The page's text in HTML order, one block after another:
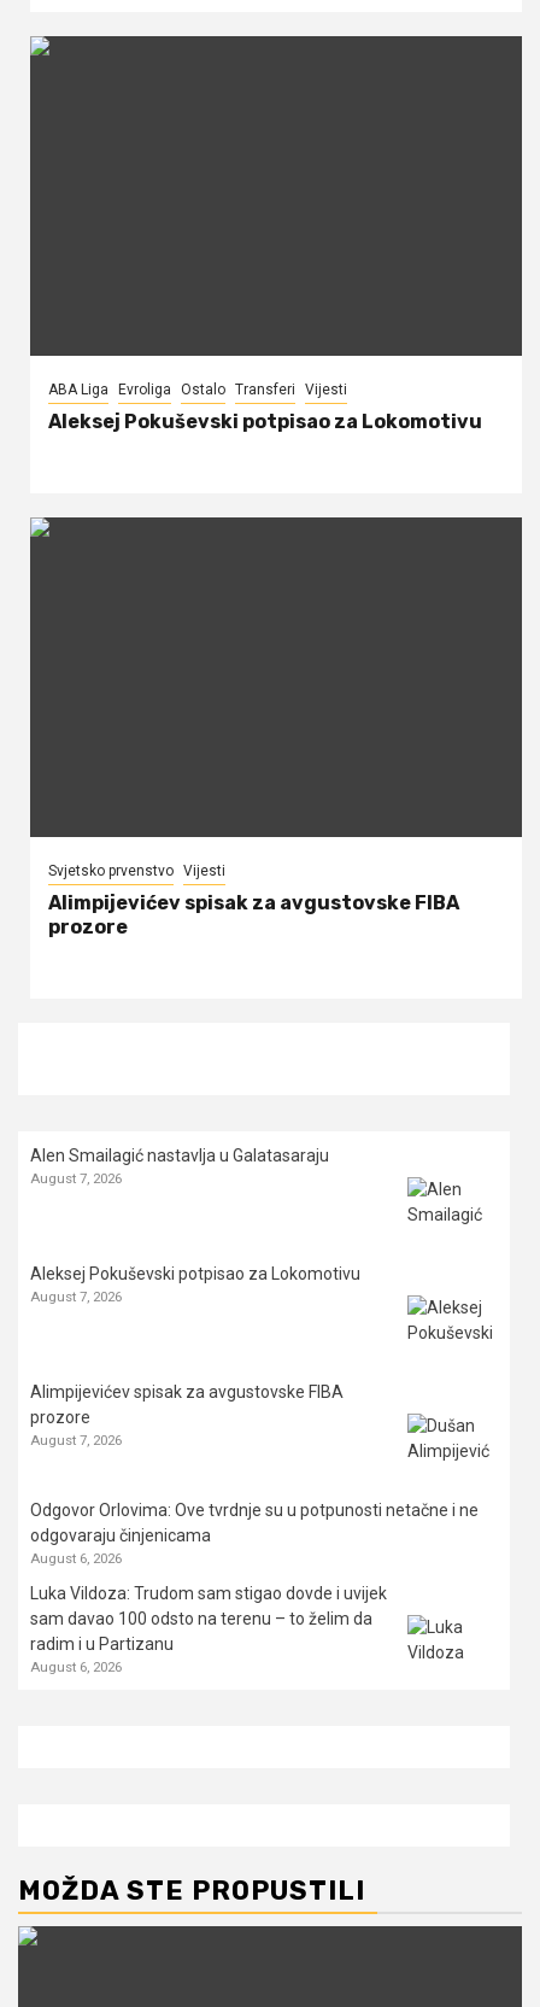
ABA Liga Evroliga Ostalo Transferi Vijesti
Aleksej Pokuševski potpisao za Lokomotivu
Svjetsko prvenstvo Vijesti
Alimpijevićev spisak za avgustovske FIBA
prozore
Alen Smailagić nastavlja u Galatasaraju
August 7, 2026
Aleksej Pokuševski potpisao za Lokomotivu
August 7, 2026
Alimpijevićev spisak za avgustovske FIBA
prozore
August 7, 2026
Odgovor Orlovima: ​Ove tvrdnje su u potpunosti netačne i ne
odgovaraju činjenicama
August 6, 2026
Luka Vildoza: Trudom sam stigao dovde i uvijek
sam davao 100 odsto na terenu – to želim da
radim i u Partizanu
August 6, 2026
MOŽDA STE PROPUSTILI